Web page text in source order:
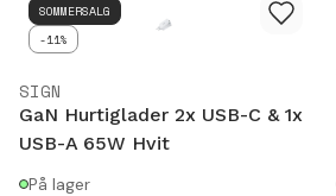
SOMMERSALG
-11%
SIGN
GaN Hurtiglader 2x USB-C & 1x
USB-A 65W Hvit
På lager